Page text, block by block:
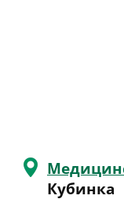
Кубинка